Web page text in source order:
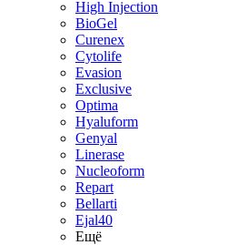
High Injection
BioGel
Curenex
Cytolife
Evasion
Exclusive
Optima
Hyaluform
Genyal
Linerase
Nucleoform
Repart
Bellarti
Ejal40
Ещё